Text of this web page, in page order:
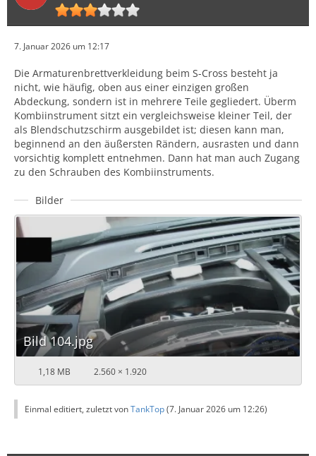
7. Januar 2026 um 12:17
Die Armaturenbrettverkleidung beim S-Cross besteht ja
nicht, wie häufig, oben aus einer einzigen großen
Abdeckung, sondern ist in mehrere Teile gegliedert. Überm
Kombiinstrument sitzt ein vergleichsweise kleiner Teil, der
als Blendschutzschirm ausgebildet ist; diesen kann man,
beginnend an den äußersten Rändern, ausrasten und dann
vorsichtig komplett entnehmen. Dann hat man auch Zugang
zu den Schrauben des Kombiinstruments.
Bilder
Bild 104.jpg
1,18 MB 2.560 × 1.920
Einmal editiert, zuletzt vonTankTop(7. Januar 2026 um 12:26)